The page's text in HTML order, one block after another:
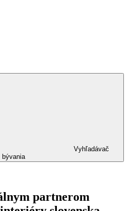
Vyhľadávač
bývania
partnerom